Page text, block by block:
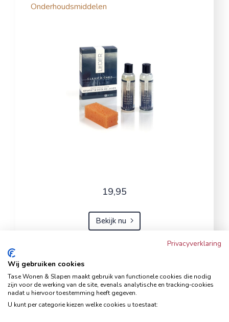
Onderhoudsmiddelen
19,95
Bekijk nu
Hoekbank Famanti lichtgrijs
rechts
Hoekbanken
Privacyverklaring
Wij gebruiken cookies
Tase Wonen & Slapen maakt gebruik van functionele cookies die nodig
zijn voor de werking van de site, evenals analytische en tracking‑cookies
nadat u hiervoor toestemming heeft gegeven.
U kunt per categorie kiezen welke cookies u toestaat: